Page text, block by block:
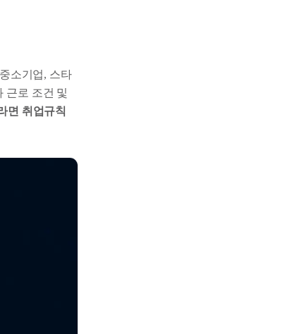
소기업, 스타
근로 조건 및
면 취업규칙